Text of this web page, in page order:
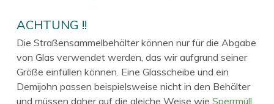
ACHTUNG !!
Die Straßensammelbehälter können nur für die Abgabe
von Glas verwendet werden, das wir aufgrund seiner
Größe einfüllen können. Eine Glasscheibe und ein
Demijohn passen beispielsweise nicht in den Behälter
und müssen daher auf die gleiche Weise wie Sperrmüll